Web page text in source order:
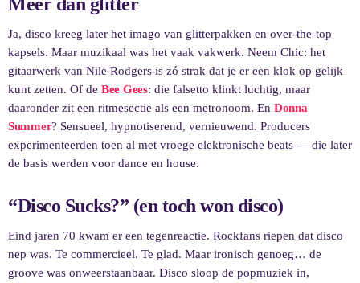
Meer dan glitter
Ja, disco kreeg later het imago van glitterpakken en over-the-top
kapsels. Maar muzikaal was het vaak vakwerk. Neem Chic: het
gitaarwerk van Nile Rodgers is zó strak dat je er een klok op gelijk
kunt zetten. Of de Bee Gees: die falsetto klinkt luchtig, maar
daaronder zit een ritmesectie als een metronoom. En Donna
Summer? Sensueel, hypnotiserend, vernieuwend. Producers
experimenteerden toen al met vroege elektronische beats — die later
de basis werden voor dance en house.
“Disco Sucks?” (en toch won disco)
Eind jaren 70 kwam er een tegenreactie. Rockfans riepen dat disco
nep was. Te commercieel. Te glad. Maar ironisch genoeg… de
groove was onweerstaanbaar. Disco sloop de popmuziek in,